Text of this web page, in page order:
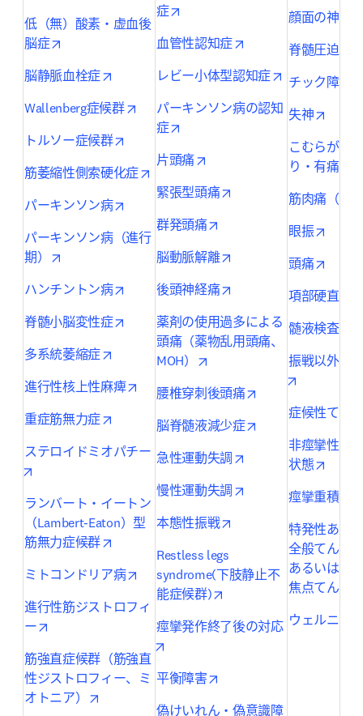
低（無）酸素・虚血後
脳症
opens in new tab/window
脳静脈血栓症 opens in new tab/window
Wallenberg症候群 opens in new tab/window
トルソー症候群
筋萎縮性側索硬化症
パーキンソン病
パーキンソン病（進行
期）
opens in new tab/window
ハンチントン病 opens in new tab/window
脊髄小脳変性症 opens in new tab/window
多系統萎縮症 opens in new tab/window
進行性核上性麻痺 opens in new tab/window
重症筋無力症 opens in new tab/window
ステロイドミオパチー
ランバート・イートン
（Lambert-Eaton）型
筋無力症候群
ミトコンドリア病 opens in new tab/window
進行性筋ジストロフィ
ー
opens in new tab/window
筋強直症候群（筋強直
性ジストロフィー、ミ
オトニア）
症
opens in new tab/window
血管性認知症 opens in new tab/
レビー小体型認知症 opens in
パーキンソン病の認知
症
片頭痛 opens in new tab/window
緊張型頭痛 opens in new tab/
群発頭痛 opens in new tab/window
脳動脈解離 opens in new tab/
後頭神経痛 opens in new tab/
薬剤の使用過多による
頭痛（薬物乱用頭痛、
MOH）
opens in new tab/window
腰椎穿刺後頭痛
脳脊髄液減少症
急性運動失調 opens in new tab/
慢性運動失調 opens in new tab/
本態性振戦 opens in new tab/
Restless legs
syndrome(下肢静止不
能症候群)
opens in new tab/window
痙攣発作終了後の対応
平衡障害
偽けいれん・偽意識障
顔面の神経
脊髄圧迫所
チック障害
失神
こむらがえ
り・有痛性
筋肉痛（全
眼振
頭痛
項部硬直
髄液検査
振戦以外の
症候性てん
非痙攣性て
状態
痙攣重積発
特発性ある
全般てんか
あるいは
焦点てんか
ウェルニッ